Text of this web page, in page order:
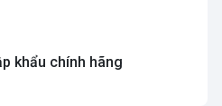
khẩu chính hãng